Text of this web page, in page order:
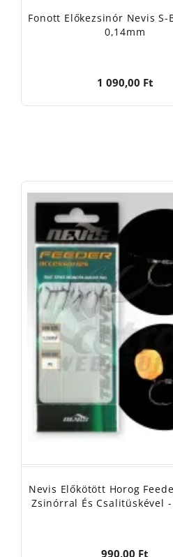
Fonott Előkezsinór Nevis S-
0,14mm
1 090,00 Ft
Nevis Előkötött Horog
Zsinórral És Csalitüskével
990,00 Ft